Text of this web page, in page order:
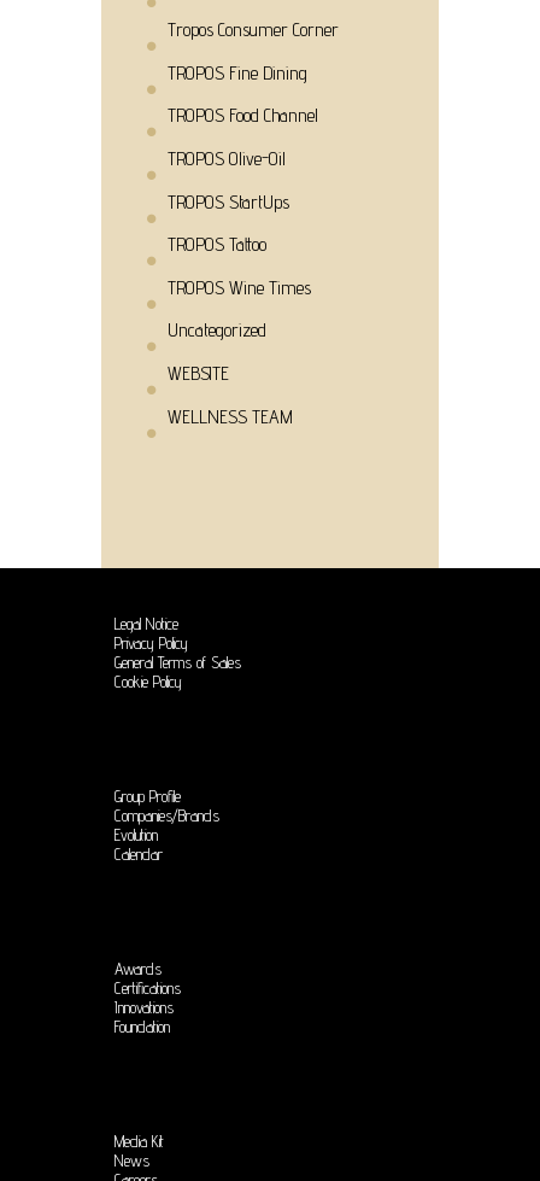
Tropos Consumer Corner
TROPOS Fine Dining
TROPOS Food Channel
TROPOS Olive-Oil
TROPOS StartUps
TROPOS Tattoo
TROPOS Wine Times
Uncategorized
WEBSITE
WELLNESS TEAM
Legal Notice
Privacy Policy
General Terms of Sales
Cookie Policy
Group Profile
Companies/Brands
Evolution
Calendar
Awards
Certifications
Innovations
Foundation
Media Kit
News